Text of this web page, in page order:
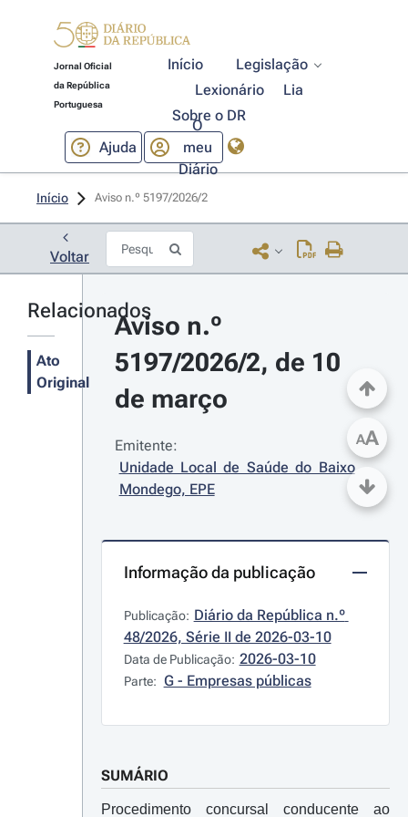
Jornal Oficial
da República
Portuguesa
Início
Legislação
Lexionário
Lia
Sobre o DR
Ajuda
O
meu
Diário
Início Aviso n.º 5197/2026/2
Voltar
Relacionados
Ato
Original
Aviso n.º
5197/2026/2, de 10
de março
Emitente:
Unidade Local de Saúde do Baixo
Mondego, EPE
Informação da publicação
Publicação: Diário da República n.º
48/2026, Série II de 2026-03-10
Data de Publicação: 2026-03-10
Parte: G - Empresas públicas
SUMÁRIO
Procedimento concursal conducente ao
AA